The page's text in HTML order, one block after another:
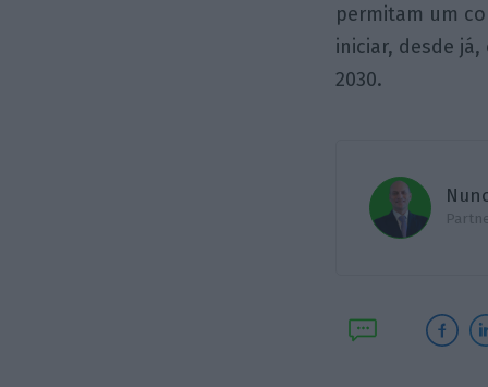
permitam um
iniciar, desde
2030.